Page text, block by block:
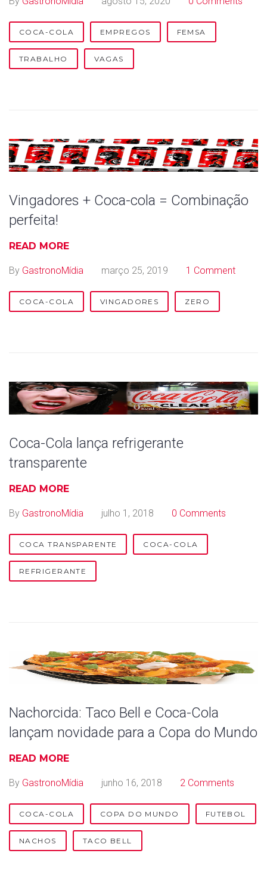
o
a
l
COCA-COLA EMPREGOS FEMSA
TRABALHO VAGAS
Vingadores + Coca-cola = Combinação
perfeita!
READ MORE
By GastronoMídia março 25, 2019 1 Comment
COCA-COLA VINGADORES ZERO
Coca-Cola lança refrigerante
transparente
READ MORE
By GastronoMídia julho 1, 2018 0 Comments
COCA TRANSPARENTE COCA-COLA
REFRIGERANTE
Nachorcida: Taco Bell e Coca-Cola
lançam novidade para a Copa do Mundo
READ MORE
By GastronoMídia junho 16, 2018 2 Comments
COCA-COLA COPA DO MUNDO FUTEBOL
NACHOS TACO BELL